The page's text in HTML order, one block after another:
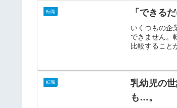
転職 「できる
いくつもの企
できません。
比較すること
転職
乳幼児の
も…。